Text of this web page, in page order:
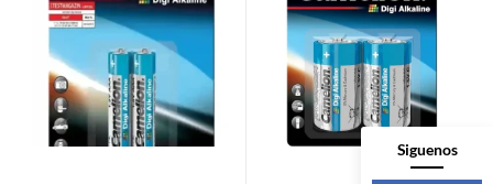
Siguenos